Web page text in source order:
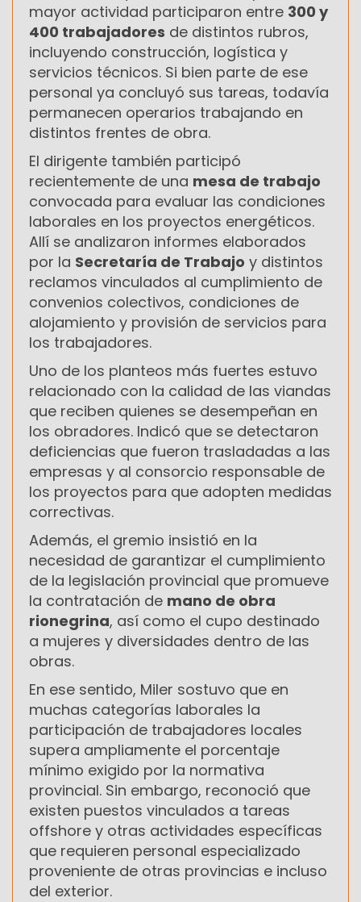
mayor actividad participaron entre 300 y
400 trabajadores de distintos rubros,
incluyendo construcción, logística y
servicios técnicos. Si bien parte de ese
personal ya concluyó sus tareas, todavía
permanecen operarios trabajando en
distintos frentes de obra.
El dirigente también participó
recientemente de una mesa de trabajo
convocada para evaluar las condiciones
laborales en los proyectos energéticos.
Allí se analizaron informes elaborados
por la Secretaría de Trabajo y distintos
reclamos vinculados al cumplimiento de
convenios colectivos, condiciones de
alojamiento y provisión de servicios para
los trabajadores.
Uno de los planteos más fuertes estuvo
relacionado con la calidad de las viandas
que reciben quienes se desempeñan en
los obradores. Indicó que se detectaron
deficiencias que fueron trasladadas a las
empresas y al consorcio responsable de
los proyectos para que adopten medidas
correctivas.
Además, el gremio insistió en la
necesidad de garantizar el cumplimiento
de la legislación provincial que promueve
la contratación de mano de obra
rionegrina, así como el cupo destinado
a mujeres y diversidades dentro de las
obras.
En ese sentido, Miler sostuvo que en
muchas categorías laborales la
participación de trabajadores locales
supera ampliamente el porcentaje
mínimo exigido por la normativa
provincial. Sin embargo, reconoció que
existen puestos vinculados a tareas
offshore y otras actividades específicas
que requieren personal especializado
proveniente de otras provincias e incluso
del exterior.